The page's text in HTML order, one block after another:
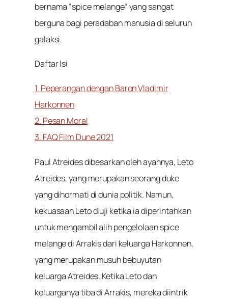
bernama “spice melange” yang sangat
berguna bagi peradaban manusia di seluruh
galaksi.
Daftar Isi
1. Peperangan dengan Baron Vladimir
Harkonnen
2. Pesan Moral
3. FAQ Film Dune 2021
Paul Atreides dibesarkan oleh ayahnya, Leto
Atreides, yang merupakan seorang duke
yang dihormati di dunia politik. Namun,
kekuasaan Leto diuji ketika ia diperintahkan
untuk mengambil alih pengelolaan spice
melange di Arrakis dari keluarga Harkonnen,
yang merupakan musuh bebuyutan
keluarga Atreides. Ketika Leto dan
keluarganya tiba di Arrakis, mereka diintrik